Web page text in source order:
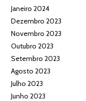
Janeiro 2024
Dezembro 2023
Novembro 2023
Outubro 2023
Setembro 2023
Agosto 2023
Julho 2023
Junho 2023